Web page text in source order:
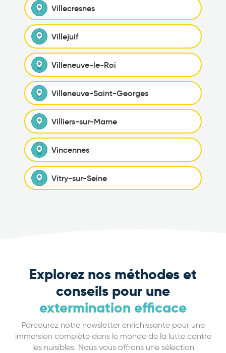
Villecresnes
Villejuif
Villeneuve-le-Roi
Villeneuve-Saint-Georges
Villiers-sur-Marne
Vincennes
Vitry-sur-Seine
Explorez nos méthodes et
conseils pour une
extermination efficace
Parcourez notre newsletter enrichissante pour une
immersion complète dans le monde de la lutte contre
les nuisibles. Nous vous offrons une sélection